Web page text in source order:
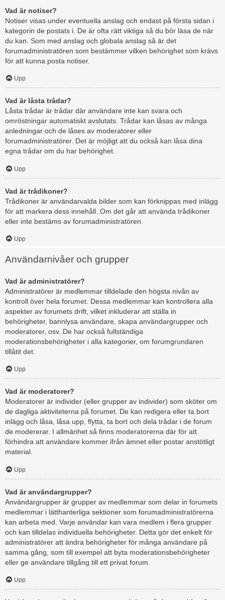
Vad är notiser?
Notiser visas under eventuella anslag och endast på första sidan i
kategorin de postats i. De är ofta rätt viktiga så du bör läsa de när
du kan. Som med anslag och globala anslag så är det
forumadministratören som bestämmer vilken behörighet som krävs
för att kunna posta notiser.
Upp
Vad är låsta trådar?
Låsta trådar är trådar där användare inte kan svara och
omröstningar automatiskt avslutats. Trådar kan låsas av många
anledningar och de låses av moderatorer eller
forumadministratörer. Det är möjligt att du också kan låsa dina
egna trådar om du har behörighet.
Upp
Vad är trådikoner?
Trådikoner är användarvalda bilder som kan förknippas med inlägg
för att markera dess innehåll. Om det går att använda trådikoner
eller inte bestäms av forumadministratören.
Upp
Användarnivåer och grupper
Vad är administratörer?
Administratörer är medlemmar tilldelade den högsta nivån av
kontroll över hela forumet. Dessa medlemmar kan kontrollera alla
aspekter av forumets drift, vilket inkluderar att ställa in
behörigheter, bannlysa användare, skapa användargrupper och
moderatorer, osv. De har också fullständiga
moderationsbehörigheter i alla kategorier, om forumgrundaren
tillåtit det.
Upp
Vad är moderatorer?
Moderatorer är individer (eller grupper av individer) som sköter om
de dagliga aktiviteterna på forumet. De kan redigera eller ta bort
inlägg och låsa, låsa upp, flytta, ta bort och dela trådar i de forum
de modererar. I allmänhet så finns moderatorerna där för att
förhindra att användare kommer ifrån ämnet eller postar anstötligt
material.
Upp
Vad är användargrupper?
Användargrupper är grupper av medlemmar som delar in forumets
medlemmar i lätthanterliga sektioner som forumadministratörerna
kan arbeta med. Varje användar kan vara medlem i flera grupper
och kan tilldelas individuella behörigheter. Detta gör det enkelt för
administratörer att ändra behörigheter för många användare på
samma gång, som till exempel att byta moderationsbehörigheter
eller ge användare tillgång till ett privat forum.
Upp